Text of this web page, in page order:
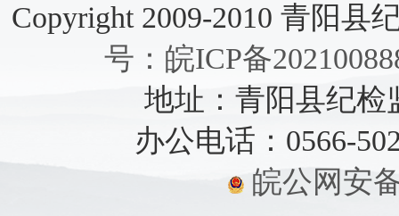
Copyright 2009-2010 青阳县
号：皖ICP备
地址：青阳县纪检
办公电话：0566-
皖公网安